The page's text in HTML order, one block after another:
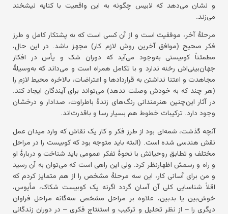
و نشان می‌دهد که لابیس چگونه به این واقعیت با کنایه نیشخند
می‌زند.
مرحلهٔ آخر، موفقیت است و از آن کسی است که به پشتکار کامل و طرز
فکر صحیح (موافق آخرین روش لازم کار) مجهز باشد. در این حال،
مطمئناً کوبیستی به‌وجود می‌آید که دوران شک و یأس در افکار
جهان‌بینی‌اش رخنه ندارد و با تکامل همراه است و می‌داند که به‌وسیلهٔ
مجاهدت و اعتنا نداشتن به قراردادها و اعتراضات، بالاخره محیط لازم را
(هر چند که به خودش وصلت ندهد) می‌تواند برای آیندگان ایجاد کند.
در آثار این‌چنین هنرمندانی رنگ‌های زندهٔ باطراوت، صدادار و درخشان
وجود دارد. ترکیبات خطوط هم بسیار رسا و باقدرت‌اند.
آنچه گذشت، شمه‌ای بود از طرز فکر و کار یک نقاش که وارد میدان عمل
نقش هندسی شده است. (البته باید متوجه بود که کوبیست را در مراحل
مختلف و تطابق روحیاتش با نحوهٔ تفکر عمومی باید شناخت و دربارهٔ او
و راه و رسمش اظهارنظر کرد. ولی این راهی است که می‌توان به آن رسید
و من برای آسانی کار، این سه مرحلهٔ مشخص را از هم متمایز کردم که
اقلاً شناسایی کلی آن آسان گردد اگرنه یک کوبیست شکاک، مأیوس،
خوش‌بین یا بدبین، علاوه بر مراحل مشخص سه‌گانه مراحل فراوان
دیگری را – از نظر تحلیل و ترکیب و استنتاج فکری – در دوران زندگانی